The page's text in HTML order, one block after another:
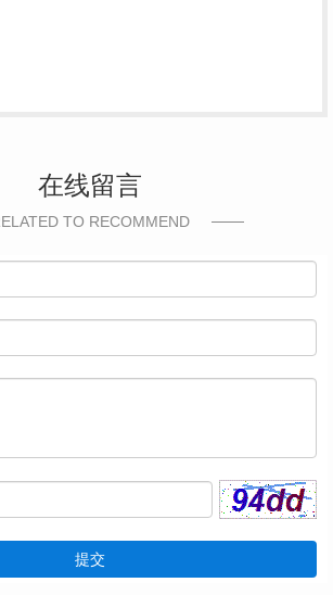
在线留言
TO RECOMMEND
提交